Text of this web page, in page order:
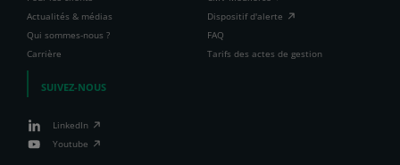
Actualités & médias
Qui sommes-nous ?
Carrière
Dispositif d'alerte
FAQ
Tarifs des actes de gestion
SUIVEZ-NOUS
LinkedIn
Youtube